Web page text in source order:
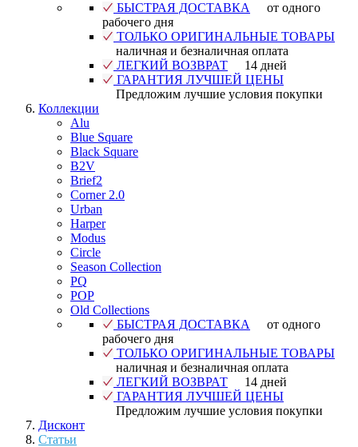
БЫСТРАЯ ДОСТАВКА
от одного
рабочего дня
ТОЛЬКО ОРИГИНАЛЬНЫЕ ТОВАРЫ
наличная и безналичная оплата
ЛЕГКИЙ ВОЗВРАТ
14 дней
ГАРАНТИЯ ЛУЧШЕЙ ЦЕНЫ
Предложим лучшие условия покупки
Коллекции
Alu
Blue Square
Black Square
B2V
Brief2
Corner 2.0
Urban
Harper
Modus
Circle
Season Collection
PQ
POP
Old Collections
БЫСТРАЯ ДОСТАВКА
от одного
рабочего дня
ТОЛЬКО ОРИГИНАЛЬНЫЕ ТОВАРЫ
наличная и безналичная оплата
ЛЕГКИЙ ВОЗВРАТ
14 дней
ГАРАНТИЯ ЛУЧШЕЙ ЦЕНЫ
Предложим лучшие условия покупки
Дисконт
Статьи